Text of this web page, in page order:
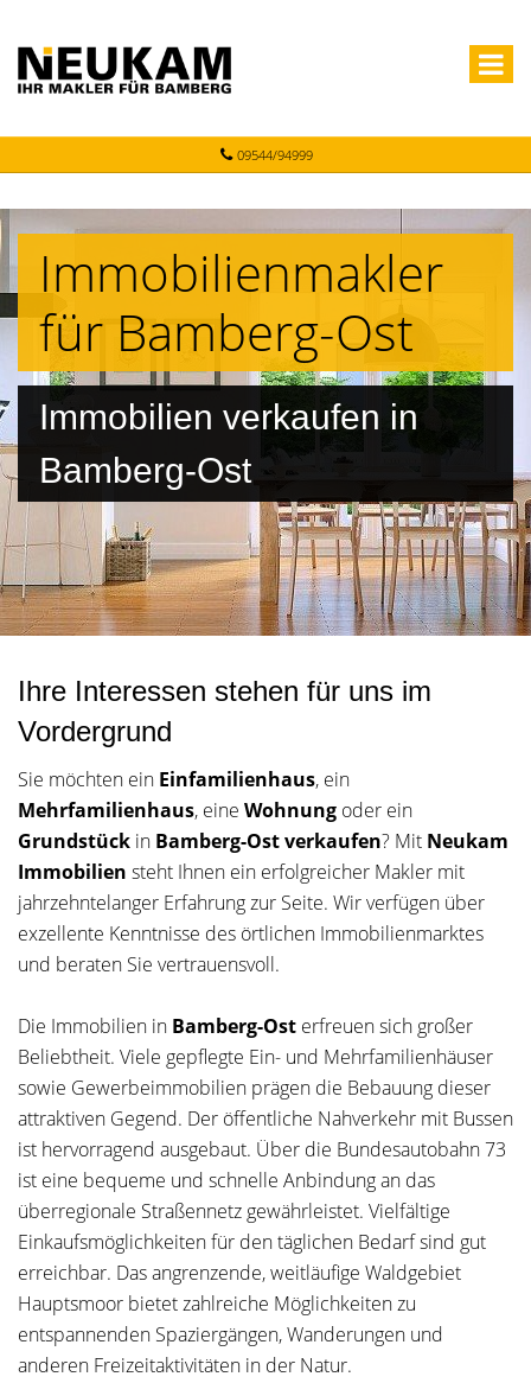
09544/94999
Immobilienmakler
für Bamberg-Ost
Immobilien verkaufen in
Bamberg-Ost
Ihre Interessen stehen für uns im
Vordergrund
Sie möchten ein Einfamilienhaus, ein
Mehrfamilienhaus, eine Wohnung oder ein
Grundstück in Bamberg-Ost verkaufen? Mit Neukam
Immobilien steht Ihnen ein erfolgreicher Makler mit
jahrzehntelanger Erfahrung zur Seite. Wir verfügen über
exzellente Kenntnisse des örtlichen Immobilienmarktes
und beraten Sie vertrauensvoll.
Die Immobilien in Bamberg-Ost erfreuen sich großer
Beliebtheit. Viele gepflegte Ein- und Mehrfamilienhäuser
sowie Gewerbeimmobilien prägen die Bebauung dieser
attraktiven Gegend. Der öffentliche Nahverkehr mit Bussen
ist hervorragend ausgebaut. Über die Bundesautobahn 73
ist eine bequeme und schnelle Anbindung an das
überregionale Straßennetz gewährleistet. Vielfältige
Einkaufsmöglichkeiten für den täglichen Bedarf sind gut
erreichbar. Das angrenzende, weitläufige Waldgebiet
Hauptsmoor bietet zahlreiche Möglichkeiten zu
entspannenden Spaziergängen, Wanderungen und
anderen Freizeitaktivitäten in der Natur.